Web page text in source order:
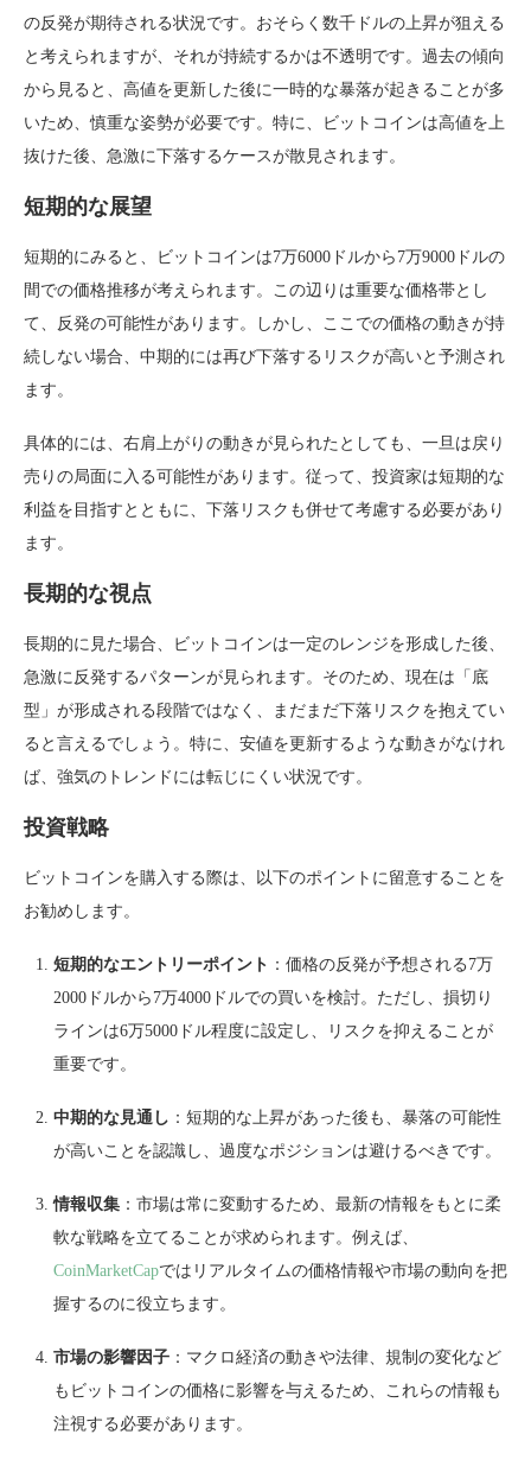
の反発が期待される状況です。おそらく数千ドルの上昇が狙える
と考えられますが、それが持続するかは不透明です。過去の傾向
から見ると、高値を更新した後に一時的な暴落が起きることが多
いため、慎重な姿勢が必要です。特に、ビットコインは高値を上
抜けた後、急激に下落するケースが散見されます。
短期的な展望
短期的にみると、ビットコインは7万6000ドルから7万9000ドルの
間での価格推移が考えられます。この辺りは重要な価格帯とし
て、反発の可能性があります。しかし、ここでの価格の動きが持
続しない場合、中期的には再び下落するリスクが高いと予測され
ます。
具体的には、右肩上がりの動きが見られたとしても、一旦は戻り
売りの局面に入る可能性があります。従って、投資家は短期的な
利益を目指すとともに、下落リスクも併せて考慮する必要があり
ます。
長期的な視点
長期的に見た場合、ビットコインは一定のレンジを形成した後、
急激に反発するパターンが見られます。そのため、現在は「底
型」が形成される段階ではなく、まだまだ下落リスクを抱えてい
ると言えるでしょう。特に、安値を更新するような動きがなけれ
ば、強気のトレンドには転じにくい状況です。
投資戦略
ビットコインを購入する際は、以下のポイントに留意することを
お勧めします。
短期的なエントリーポイント ：価格の反発が予想される7万
2000ドルから7万4000ドルでの買いを検討。ただし、損切り
ラインは6万5000ドル程度に設定し、リスクを抑えることが
重要です。
中期的な見通し ：短期的な上昇があった後も、暴落の可能性
が高いことを認識し、過度なポジションは避けるべきです。
情報収集 ：市場は常に変動するため、最新の情報をもとに柔
軟な戦略を立てることが求められます。例えば、
CoinMarketCapではリアルタイムの価格情報や市場の動向を把
握するのに役立ちます。
市場の影響因子 ：マクロ経済の動きや法律、規制の変化など
もビットコインの価格に影響を与えるため、これらの情報も
注視する必要があります。